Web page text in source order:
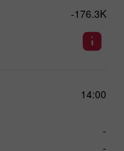
-176.3K
14:00
-
-